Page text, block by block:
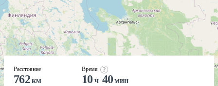
Расстояние
762км
Время
10 ч 40 мин